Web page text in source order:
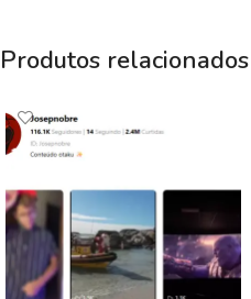
Produtos relacionados